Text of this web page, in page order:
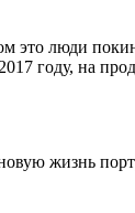
это люди
году, на
жизнь